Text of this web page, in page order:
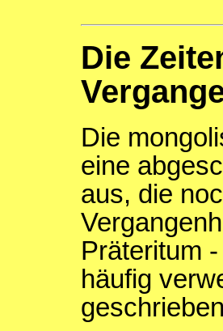
Die
Die
eine
aus, die
Präteritum
häufig